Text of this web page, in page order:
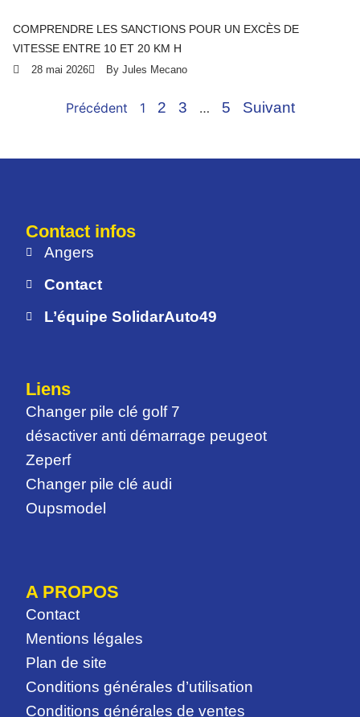
COMPRENDRE LES SANCTIONS POUR UN EXCÈS DE
VITESSE ENTRE 10 ET 20 KM H
28 mai 2026 By Jules Mecano
Précédent 1 2 3 … 5 Suivant
Contact infos
Angers
Contact
L’équipe SolidarAuto49
Liens
Changer pile clé golf 7
désactiver anti démarrage peugeot
Zeperf
Changer pile clé audi
Oupsmodel
A PROPOS
Contact
Mentions légales
Plan de site
Conditions générales d’utilisation
Conditions générales de ventes